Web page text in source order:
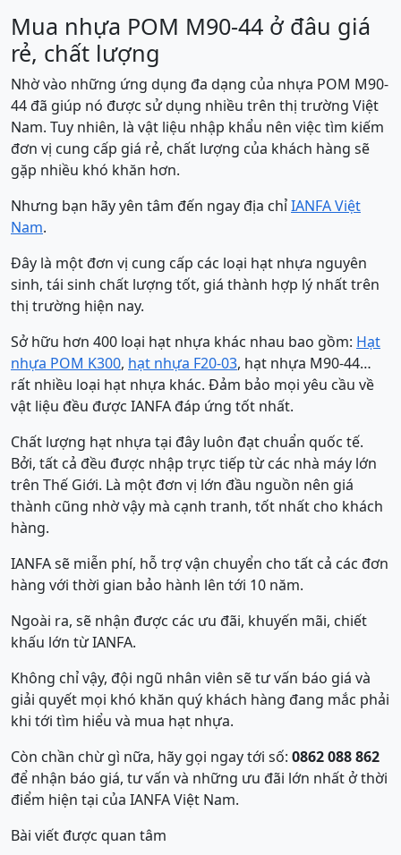
Mua nhựa POM M90-44 ở đâu giá
rẻ, chất lượng
Nhờ vào những ứng dụng đa dạng của nhựa POM M90-
44 đã giúp nó được sử dụng nhiều trên thị trường Việt
Nam. Tuy nhiên, là vật liệu nhập khẩu nên việc tìm kiếm
đơn vị cung cấp giá rẻ, chất lượng của khách hàng sẽ
gặp nhiều khó khăn hơn.
Nhưng bạn hãy yên tâm đến ngay địa chỉIANFA Việt
Nam.
Đây là một đơn vị cung cấp các loại hạt nhựa nguyên
sinh, tái sinh chất lượng tốt, giá thành hợp lý nhất trên
thị trường hiện nay.
Sở hữu hơn 400 loại hạt nhựa khác nhau bao gồm: Hạt
nhựa POM K300, hạt nhựa F20-03, hạt nhựa M90-44…
rất nhiều loại hạt nhựa khác. Đảm bảo mọi yêu cầu về
vật liệu đều được IANFA đáp ứng tốt nhất.
Chất lượng hạt nhựa tại đây luôn đạt chuẩn quốc tế.
Bởi, tất cả đều được nhập trực tiếp từ các nhà máy lớn
trên Thế Giới. Là một đơn vị lớn đầu nguồn nên giá
thành cũng nhờ vậy mà cạnh tranh, tốt nhất cho khách
hàng.
IANFA sẽ miễn phí, hỗ trợ vận chuyển cho tất cả các đơn
hàng với thời gian bảo hành lên tới 10 năm.
Ngoài ra, sẽ nhận được các ưu đãi, khuyến mãi, chiết
khấu lớn từ IANFA.
Không chỉ vậy, đội ngũ nhân viên sẽ tư vấn báo giá và
giải quyết mọi khó khăn quý khách hàng đang mắc phải
khi tới tìm hiểu và mua hạt nhựa.
Còn chần chừ gì nữa, hãy gọi ngay tới số: 0862 088 862
để nhận báo giá, tư vấn và những ưu đãi lớn nhất ở thời
điểm hiện tại của IANFA Việt Nam.
Bài viết được quan tâm